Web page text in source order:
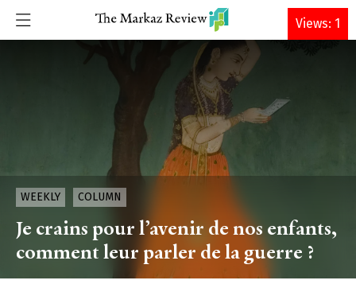
DONATE
WEEKLY COLUMN
Je crains pour l’avenir de nos enfants,
comment leur parler de la guerre ?
Views: 1